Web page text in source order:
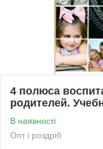
4 полюса
родителей.
В наявності
Опт і роздріб